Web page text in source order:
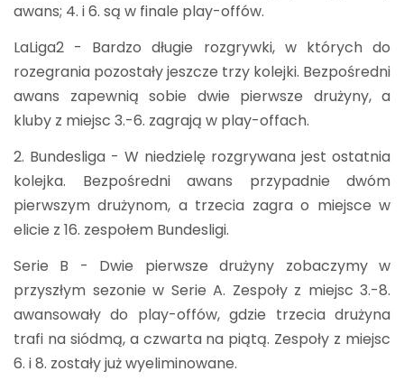
awans; 4. i 6. są w finale play-offów.
LaLiga2 - Bardzo długie rozgrywki, w których do
rozegrania pozostały jeszcze trzy kolejki. Bezpośredni
awans zapewnią sobie dwie pierwsze drużyny, a
kluby z miejsc 3.-6. zagrają w play-offach.
2. Bundesliga - W niedzielę rozgrywana jest ostatnia
kolejka. Bezpośredni awans przypadnie dwóm
pierwszym drużynom, a trzecia zagra o miejsce w
elicie z 16. zespołem Bundesligi.
Serie B - Dwie pierwsze drużyny zobaczymy w
przyszłym sezonie w Serie A. Zespoły z miejsc 3.-8.
awansowały do play-offów, gdzie trzecia drużyna
trafi na siódmą, a czwarta na piątą. Zespoły z miejsc
6. i 8. zostały już wyeliminowane.